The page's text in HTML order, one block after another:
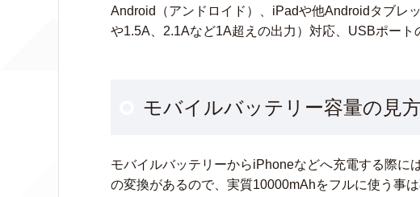
Android（アンドロイド）、iPadや他Androidタブレ
や1.5A、2.1Aなど1A超えの出力）対応、USBポート
モバイルバッテリー容量の見方
モバイルバッテリーからiPhoneなどへ充電する際に
の変換があるので、実質10000mAhをフルに使う事